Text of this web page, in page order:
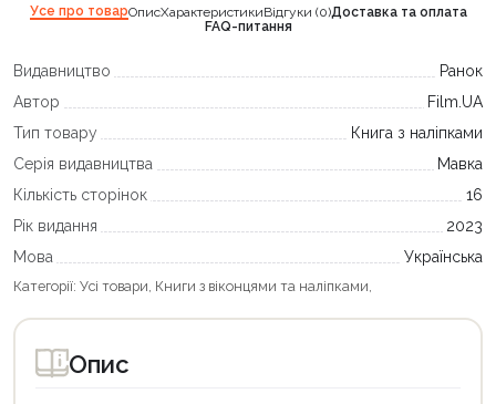
Усе про товарОписХарактеристикиВідгуки (0)Доставка та оплата
FAQ-питання
Видавництво
Ранок
Автор
Film.UA
Тип товару
Книга з наліпками
Серія видавництва
Мавка
Кількість сторінок
16
Рік видання
2023
Мова
Українська
Категорії: Усі товари Книги з віконцями та наліпками
Опис